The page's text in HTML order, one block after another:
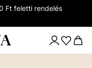
Ft feletti rendelés